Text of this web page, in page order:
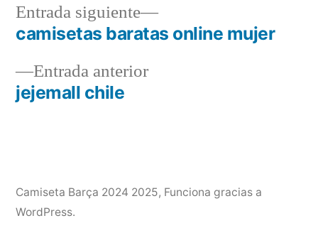
Navegación
de
entradas
Entrada anteriorEntrada
jejemall chile
Entrada siguiente
Entrada
siguiente:
camisetas baratas online mujer
Camiseta Barça 2024 2025, Funciona gracias a
WordPress.